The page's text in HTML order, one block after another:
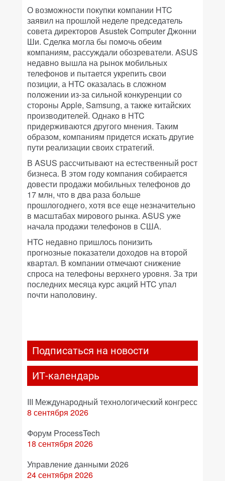
О возможности покупки компании HTC
заявил на прошлой неделе председатель
совета директоров Asustek Computer Джонни
Ши. Сделка могла бы помочь обеим
компаниям, рассуждали обозреватели. ASUS
недавно вышла на рынок мобильных
телефонов и пытается укрепить свои
позиции, а HTC оказалась в сложном
положении из-за сильной конкуренции со
стороны Apple, Samsung, а также китайских
производителей. Однако в HTC
придерживаются другого мнения. Таким
образом, компаниям придется искать другие
пути реализации своих стратегий.
В ASUS рассчитывают на естественный рост
бизнеса. В этом году компания собирается
довести продажи мобильных телефонов до
17 млн, что в два раза больше
прошлогоднего, хотя все еще незначительно
в масштабах мирового рынка. ASUS уже
начала продажи телефонов в США.
HTC недавно пришлось понизить
прогнозные показатели доходов на второй
квартал. В компании отмечают снижение
спроса на телефоны верхнего уровня. За три
последних месяца курс акций HTC упал
почти наполовину.
Подписаться на новости
ИТ-календарь
III Международный технологический конгресс
8 сентября 2026
Форум ProcessTech
18 сентября 2026
Управление данными 2026
24 сентября 2026